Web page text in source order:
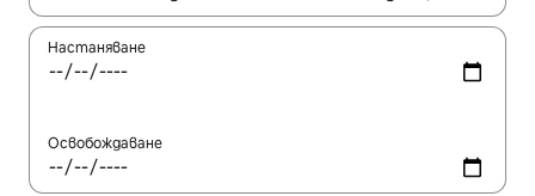
Настаняване
Освобождаване